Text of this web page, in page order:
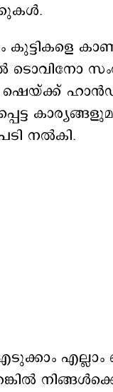
ഷെയ്ക്ക്
നൽകി.
എല്ലാം